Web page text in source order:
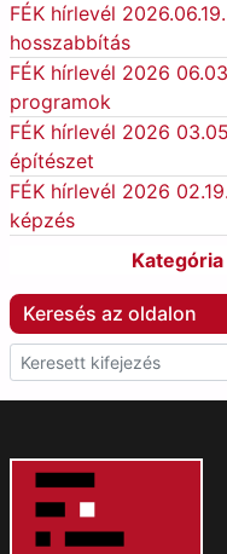
FÉK hírlevél
hosszabbítás
FÉK hírlevél 2026
programok
FÉK hírlevél 2026
építészet
FÉK hírlevél 2026
képzés
Keresés az oldalon